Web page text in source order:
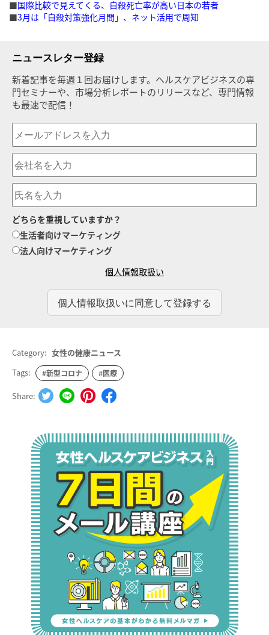
■国際比較で見えてくる、自殺死亡率が高い日本の若者
■3月は「自殺対策強化月間」、ネット活用で周知
ニュースレター登録
新着記事を毎週１回お届けします。ヘルスケアビジネスの専
門セミナーや、市場分析レポートのリリースなど、専門情報
も最速で配信！
どちらを重視していますか？
生活者向けマーケティング
法人向けマーケティング
個人情報取扱い
Category: 女性の健康ニュース
Tags:
#新型コロナ #医療
Share: